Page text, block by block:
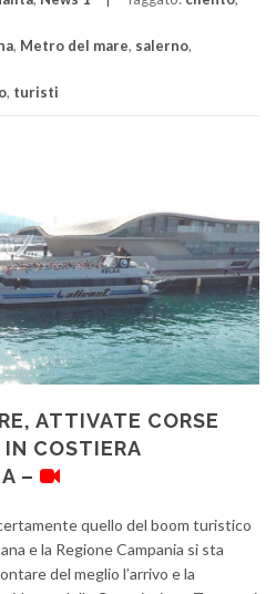
, Metro del mare, salerno,
, turisti
ATTIVATE CORSE
COSTIERA
–
quello del boom turistico
e la Regione Campania si sta
del meglio l’arrivo e la